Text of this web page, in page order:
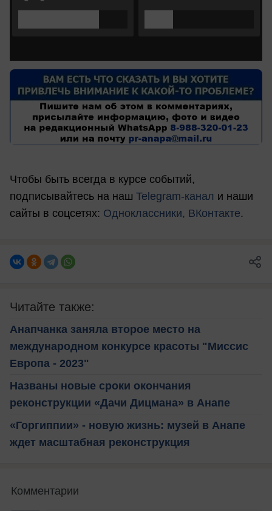
Чтобы быть всегда в курсе событий,
подписывайтесь на наш Telegram-канал и наши
сайты в соцсетях: Одноклассники, ВКонтакте.
Читайте также:
Анапчанка заняла второе место на
международном конкурсе красоты "Миссис
Европа - 2023"
Названы новые сроки окончания
реконструкции «Дачи Дицмана» в Анапе
«Горгиппии» - новую жизнь: музей в Анапе
ждет масштабная реконструкция
Комментарии